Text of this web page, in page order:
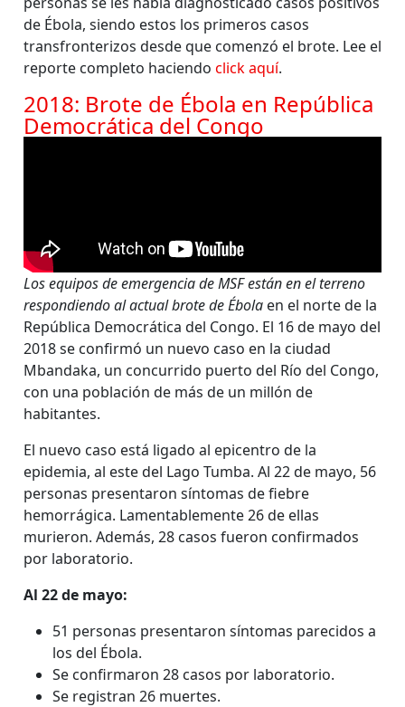
de Ébola, siendo estos los primeros casos
transfronterizos desde que comenzó el brote. Lee el
reporte completo haciendo click aquí.
2018: Brote de Ébola en República
Democrática del Congo
Los equipos de emergencia de MSF están en el terreno
respondiendo al actual brote de Ébola en el norte de la
República Democrática del Congo. El 16 de mayo del
2018 se confirmó un nuevo caso en la ciudad
Mbandaka, un concurrido puerto del Río del Congo,
con una población de más de un millón de
habitantes.
El nuevo caso está ligado al epicentro de la
epidemia, al este del Lago Tumba. Al 22 de mayo, 56
personas presentaron síntomas de fiebre
hemorrágica. Lamentablemente 26 de ellas
murieron. Además, 28 casos fueron confirmados
por laboratorio.
Al 22 de mayo:
51 personas presentaron síntomas parecidos a
los del Ébola.
Se confirmaron 28 casos por laboratorio.
Se registran 26 muertes.